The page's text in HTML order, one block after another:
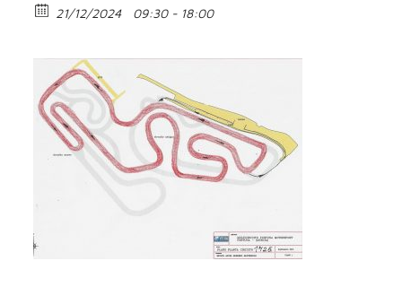
21/12/2024 09:30 - 18:00